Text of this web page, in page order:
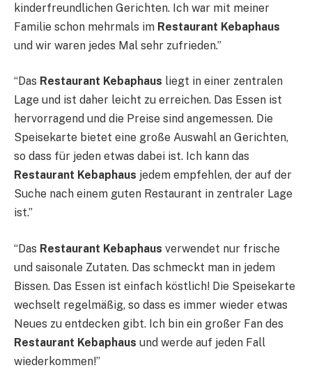
kinderfreundlichen Gerichten. Ich war mit meiner
Familie schon mehrmals im Restaurant Kebaphaus
und wir waren jedes Mal sehr zufrieden.”
“Das Restaurant Kebaphaus liegt in einer zentralen
Lage und ist daher leicht zu erreichen. Das Essen ist
hervorragend und die Preise sind angemessen. Die
Speisekarte bietet eine große Auswahl an Gerichten,
so dass für jeden etwas dabei ist. Ich kann das
Restaurant Kebaphaus jedem empfehlen, der auf der
Suche nach einem guten Restaurant in zentraler Lage
ist.”
“Das Restaurant Kebaphaus verwendet nur frische
und saisonale Zutaten. Das schmeckt man in jedem
Bissen. Das Essen ist einfach köstlich! Die Speisekarte
wechselt regelmäßig, so dass es immer wieder etwas
Neues zu entdecken gibt. Ich bin ein großer Fan des
Restaurant Kebaphaus und werde auf jeden Fall
wiederkommen!”